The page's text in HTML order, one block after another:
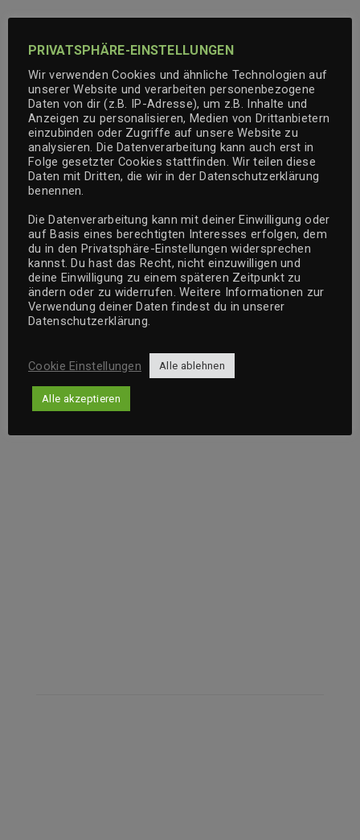
PRIVATSPHÄRE-EINSTELLUNGEN
Wir verwenden Cookies und ähnliche Technologien auf
unserer Website und verarbeiten personenbezogene
Daten von dir (z.B. IP-Adresse), um z.B. Inhalte und
Anzeigen zu personalisieren, Medien von Drittanbietern
einzubinden oder Zugriffe auf unsere Website zu
analysieren. Die Datenverarbeitung kann auch erst in
Folge gesetzter Cookies stattfinden. Wir teilen diese
Daten mit Dritten, die wir in der Datenschutzerklärung
benennen.
Die Datenverarbeitung kann mit deiner Einwilligung oder
auf Basis eines berechtigten Interesses erfolgen, dem
du in den Privatsphäre-Einstellungen widersprechen
kannst. Du hast das Recht, nicht einzuwilligen und
deine Einwilligung zu einem späteren Zeitpunkt zu
ändern oder zu widerrufen. Weitere Informationen zur
Verwendung deiner Daten findest du in unserer
Datenschutzerklärung.
Cookie Einstellungen Alle ablehnen
Alle akzeptieren